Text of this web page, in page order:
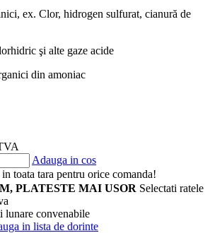
ex. Clor, hidrogen sulfurat, cianură de
şi alte gaze acide
din amoniac
Adauga in cos
in toata tara pentru orice comanda!
PLATESTE MAI USOR Selectati ratele
lunare convenabile
in lista de dorinte